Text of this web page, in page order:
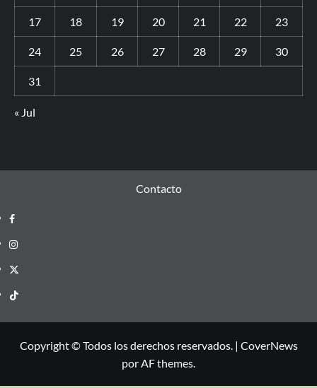
17 18 19 20 21 22 23
24 25 26 27 28 29 30
31
« Jul
Contacto
Copyright © Todos los derechos reservados. | CoverNews
por AF themes.